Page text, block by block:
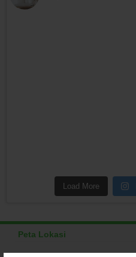
Load More
Peta Lokasi